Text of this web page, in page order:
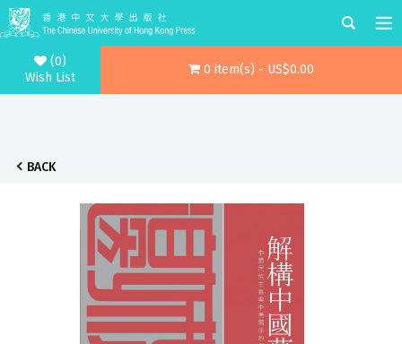
(0)
Wish List
0 item(s) - US$0.00
BACK